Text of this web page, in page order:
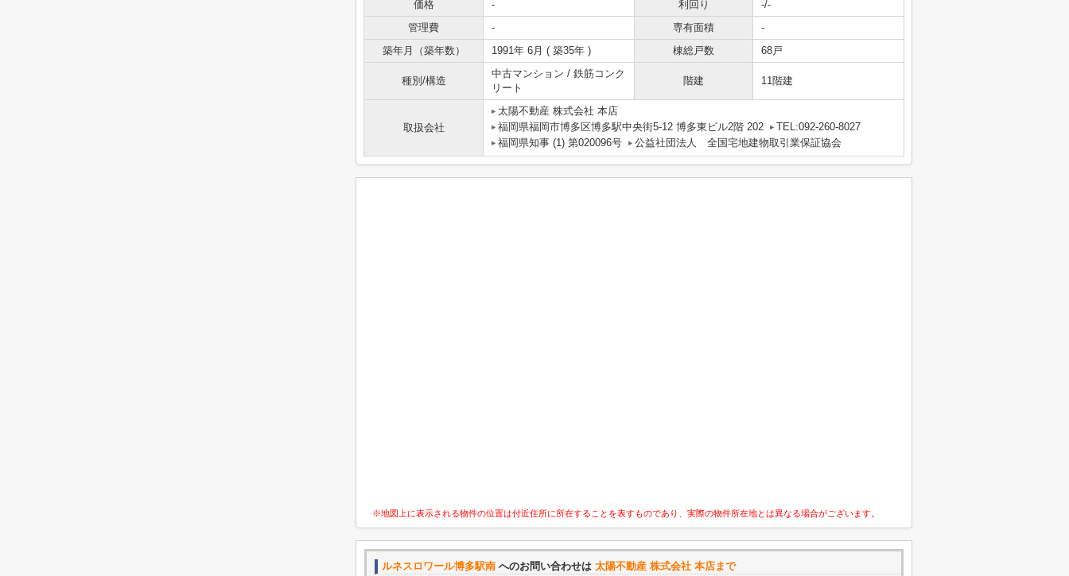
価格 - 利回り
-/-
管理費
- 専有面積
-
築年月（築年数）
1991年 6月 ( 築35年 ) 棟総戸数 68戸
種別/構造
中古マンション / 鉄筋コンク
リート
階建 11階建
取扱会社
太陽不動産 株式会社 本店
福岡県福岡市博多区博多駅中央街5-12 博多東ビル2階 202
TEL:092-260-8027
福岡県知事 (1) 第020096号
公益社団法人 全国宅地建物取引業保証協会
※地図上に表示される物件の位置は付近住所に所在することを表すものであり、実際の物件所在地とは異なる場合がございます。
ルネスロワール博多駅南 へのお問い合わせは 太陽不動産 株式会社 本店まで